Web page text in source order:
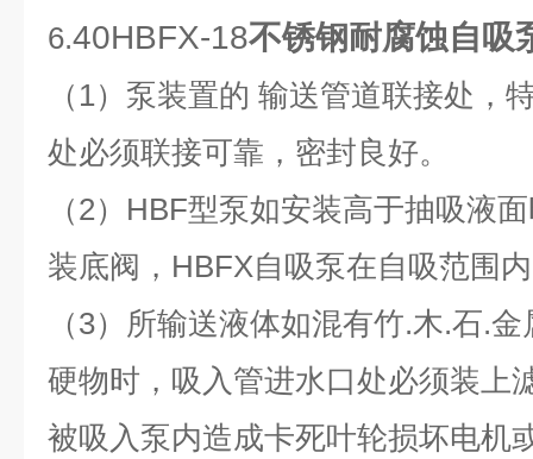
6.40HBFX-18不锈钢耐腐蚀自吸
（1）泵装置的 输送管道联接处，
处必须联接可靠，密封良好。
（2）HBF型泵如安装高于抽吸液
装底阀，HBFX自吸泵在自吸范围
（3）所输送液体如混有竹.木.石.
硬物时，吸入管进水口处必须装上
被吸入泵内造成卡死叶轮损坏电机